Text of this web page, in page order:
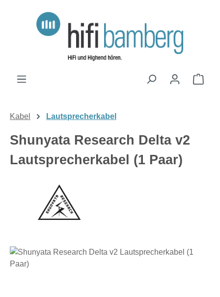
Zum Hauptinhalt springen
Kabel Lautsprecherkabel
Shunyata Research Delta v2
Lautsprecherkabel (1 Paar)
Bildergalerie überspringen